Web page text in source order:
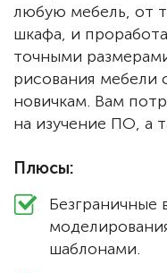
любую мебель, от
шкафа, и
точными
рисования мебели
новичкам. Вам
на изучение ПО, а
Плюсы:
Безграничные
шаблонами.